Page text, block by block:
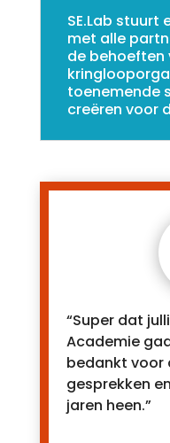
SE.Lab stuurt
met alle
de behoeften
toenemende
creëren voor
“Super dat
Academie
bedankt voor
gesprekken
jaren heen.”